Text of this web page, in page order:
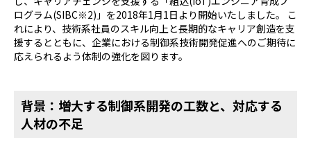
ログラム(SIBC※2)」を2018年1月1日より開始いたしました。 こ
れにより、技術系社員のスキル向上と長期的なキャリア創造を支
援するとともに、企業における制御系技術開発促進へのご期待に
応えられるよう体制の強化を図ります。
背景：増大する制御系開発の工数と、対応する
人材の不足